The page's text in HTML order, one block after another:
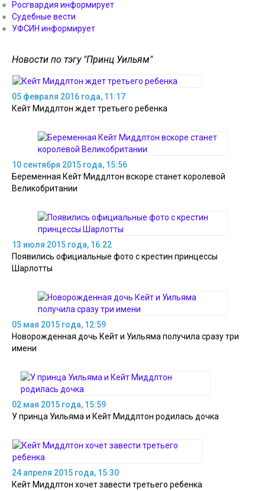
Росгвардия информирует
Судебные вести
УФСИН информирует
Новости по тэгу "Принц Уильям"
05 февраля 2016 года, 11:17
Кейт Миддлтон ждет третьего ребенка
10 сентября 2015 года, 15:56
Беременная Кейт Миддлтон вскоре станет королевой
Великобритании
13 июля 2015 года, 16:22
Появились официальные фото с крестин принцессы
Шарлотты
05 мая 2015 года, 12:59
Новорожденная дочь Кейт и Уильяма получила сразу три
имени
02 мая 2015 года, 15:59
У принца Уильяма и Кейт Миддлтон родилась дочка
24 апреля 2015 года, 15:30
Кейт Миддлтон хочет завести третьего ребенка